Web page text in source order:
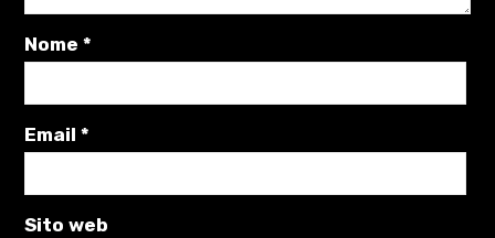
Nome*
Email*
Sito web